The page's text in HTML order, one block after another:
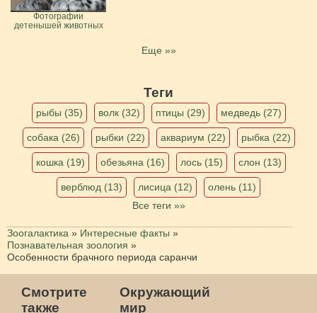
Фотографии
детенышей животных
Еще »»
Теги
рыбы (35) волк (32) птицы (29) медведь (27)
собака (26) рыбки (22) аквариум (22) рыбка (22)
кошка (19) обезьяна (16) лось (15) слон (13)
верблюд (13) лисица (12)
олень (11)
Все теги »»
Зоогалактика » Интересные факты »
Познавательная зоология »
Особенности брачного периода саранчи
Смотрите
также
Окружающий
мир